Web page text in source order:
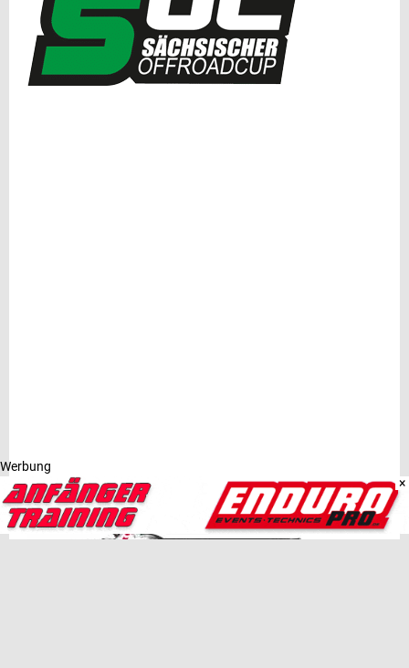
Werbung
×